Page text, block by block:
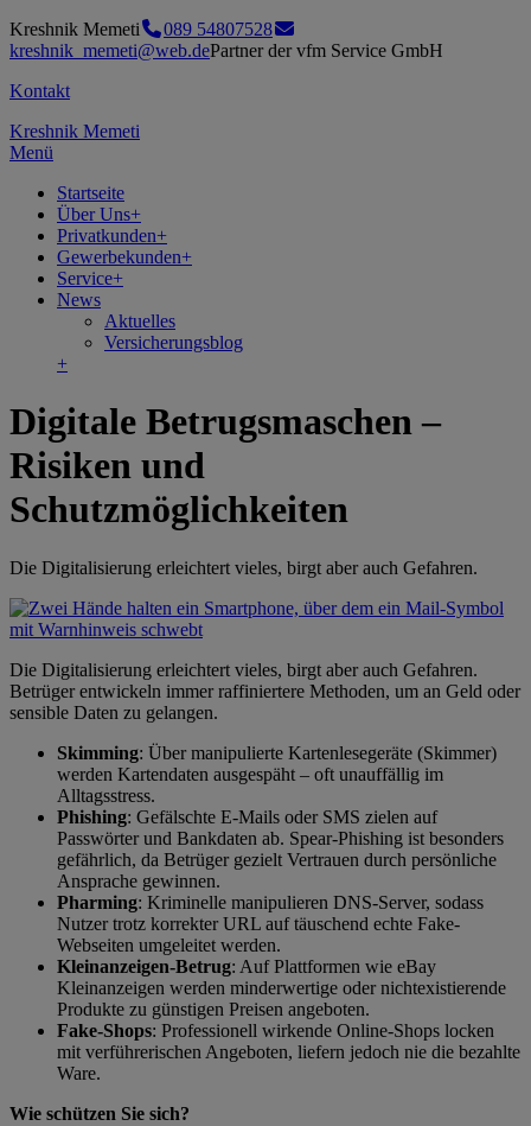
Kreshnik Memeti
089 54807528
kreshnik_memeti@web.dePartner der vfm Service GmbH
Kontakt
Kreshnik Memeti
Menü
Startseite
Über Uns+
Privatkunden+
Gewerbekunden+
Service+
News
Aktuelles
Versicherungsblog
+
Digitale Betrugsmaschen –
Risiken und
Schutzmöglichkeiten
Die Digitalisierung erleichtert vieles, birgt aber auch Gefahren.
Die Digitalisierung erleichtert vieles, birgt aber auch Gefahren.
Betrüger entwickeln immer raffiniertere Methoden, um an Geld oder
sensible Daten zu gelangen.
Skimming: Über manipulierte Kartenlesegeräte (Skimmer)
werden Kartendaten ausgespäht – oft unauffällig im
Alltagsstress.
Phishing: Gefälschte E-Mails oder SMS zielen auf
Passwörter und Bankdaten ab. Spear-Phishing ist besonders
gefährlich, da Betrüger gezielt Vertrauen durch persönliche
Ansprache gewinnen.
Pharming: Kriminelle manipulieren DNS-Server, sodass
Nutzer trotz korrekter URL auf täuschend echte Fake-
Webseiten umgeleitet werden.
Kleinanzeigen-Betrug: Auf Plattformen wie eBay
Kleinanzeigen werden minderwertige oder nichtexistierende
Produkte zu günstigen Preisen angeboten.
Fake-Shops: Professionell wirkende Online-Shops locken
mit verführerischen Angeboten, liefern jedoch nie die bezahlte
Ware.
Wie schützen Sie sich?